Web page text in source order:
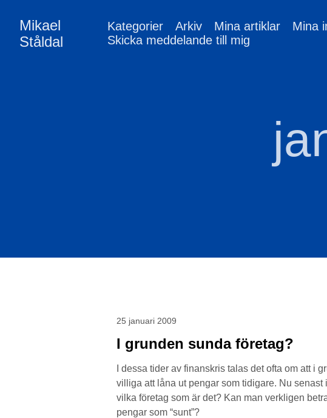
Mikael
Ståldal
Kategorier Arkiv Mina artiklar Mina
Skicka meddelande till mig
25 januari 2009
I grunden sunda företag?
I dessa tider av finanskris talas det ofta om att i
villiga att låna ut pengar som tidigare. Nu
vilka företag som är det? Kan man verkligen
pengar som “sunt”?